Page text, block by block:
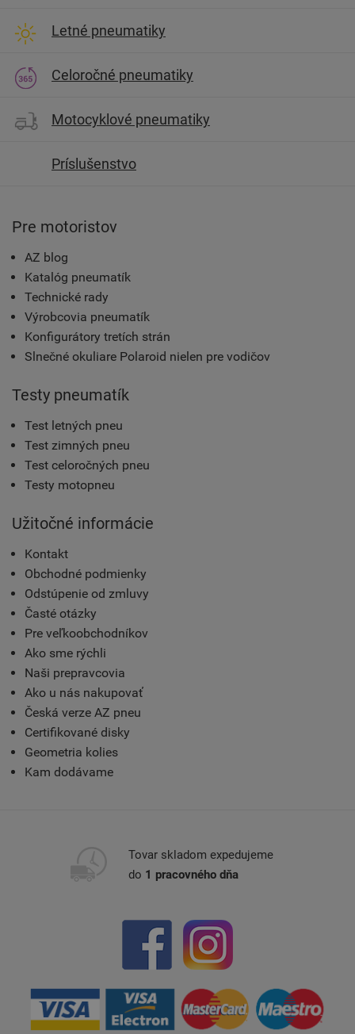
Letné pneumatiky
Celoročné pneumatiky
Motocyklové pneumatiky
Príslušenstvo
Pre motoristov
AZ blog
Katalóg pneumatík
Technické rady
Výrobcovia pneumatík
Konfigurátory tretích strán
Slnečné okuliare Polaroid nielen pre vodičov
Testy pneumatík
Test letných pneu
Test zimných pneu
Test celoročných pneu
Testy motopneu
Užitočné informácie
Kontakt
Obchodné podmienky
Odstúpenie od zmluvy
Časté otázky
Pre veľkoobchodníkov
Ako sme rýchli
Naši prepravcovia
Ako u nás nakupovať
Česká verze AZ pneu
Certifikované disky
Geometria kolies
Kam dodávame
Tovar skladom expedujeme
do 1 pracovného dňa